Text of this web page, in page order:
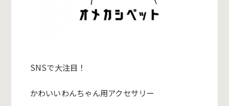
SNSで大注目！
かわいいわんちゃん用アクセサリー